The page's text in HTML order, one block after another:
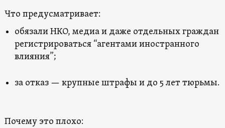
Что предусматривает:
обязали НКО, медиа и даже отдельных граждан
регистрироваться “агентами иностранного
влияния”;
за отказ — крупные штрафы и до 5 лет тюрьмы.
Почему это плохо: